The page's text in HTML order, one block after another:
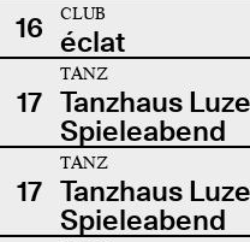
16
CLUB
éclat
17
TANZ
Tanzhaus
Spieleabend
17
TANZ
Tanzhaus
Spieleabend